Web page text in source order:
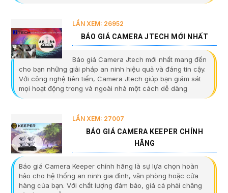
LẦN XEM: 26952
BÁO GIÁ CAMERA JTECH MỚI NHẤT
Báo giá Camera Jtech mới nhất mang đến
cho bạn những giải pháp an ninh hiệu quả và đáng tin cậy.
Với công nghệ tiên tiến, Camera Jtech giúp bạn giám sát
mọi hoạt động trong và ngoài nhà một cách dễ dàng
LẦN XEM: 27007
BÁO GIÁ CAMERA KEEPER CHÍNH
HÃNG
Báo giá Camera Keeper chính hãng là sự lựa chọn hoàn
hảo cho hệ thống an ninh gia đình, văn phòng hoặc cửa
hàng của bạn. Với chất lượng đảm bảo, giá cả phải chăng